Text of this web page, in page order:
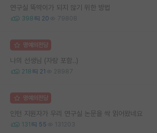
연구실 뚝딱이가 되지 않기 위한 방법
398 20 79808
명예의전당
나의 선생님 (자랑 포함..)
218 21 28987
명예의전당
인턴 지원자가 우리 연구실 논문을 싹 읽어왔네요
131 55 131203